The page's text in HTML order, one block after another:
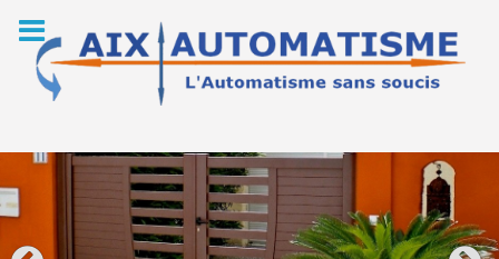
content